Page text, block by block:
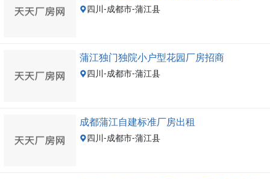
四川-成都市-蒲江县
蒲江独门独院小户型花园厂房招商
四川-成都市-蒲江县
成都蒲江自建标准厂房出租
四川-成都市-蒲江县